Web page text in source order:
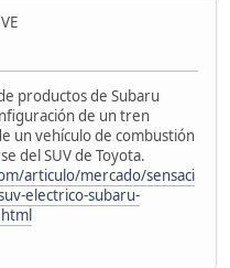
productos de Subaru
de un tren
un vehículo de combustión
del SUV de Toyota.
articulo/mercado/sensaci
electrico-subaru-